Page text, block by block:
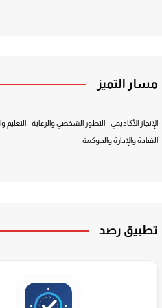
مسار التميز
الإنجاز الأكاديمي التطور الشخصي والرعاية التعليم
القيادة والإدارة والحوكمة
تطبيق رصد